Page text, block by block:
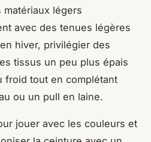
légers
avec des tenues légères
hiver, privilégier des
tissus un peu plus épais
froid tout en complétant
ou un pull en laine.
jouer avec les couleurs et